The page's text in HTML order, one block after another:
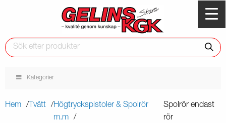
Kategorier
Hem Tvätt
Högtryckspistoler & Spolrör
m.m
Spolrör endast
rör